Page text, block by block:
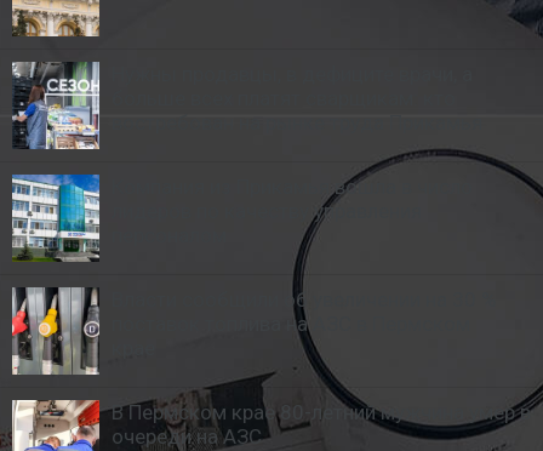
Компания из Прикамья вошла в число
лидеров по качеству управления
Власти сообщили об увеличении на 30 %
поставок топлива на АЗС в Пермском
В Пермском крае 80-летний мужчина умер в
очереди на АЗС